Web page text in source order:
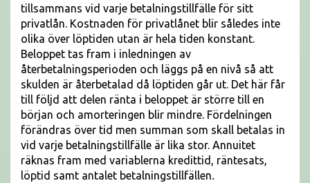
tillsammans vid varje betalningstillfälle för sitt
privatlån. Kostnaden för privatlånet blir således inte
olika över löptiden utan är hela tiden konstant.
Beloppet tas fram i inledningen av
återbetalningsperioden och läggs på en nivå så att
skulden är återbetalad då löptiden går ut. Det här får
till följd att delen ränta i beloppet är större till en
början och amorteringen blir mindre. Fördelningen
förändras över tid men summan som skall betalas in
vid varje betalningstillfälle är lika stor. Annuitet
räknas fram med variablerna kredittid, räntesats,
löptid samt antalet betalningstillfällen.